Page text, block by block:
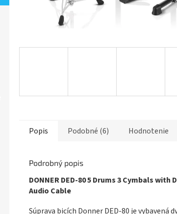
Popis Podobné (6) Hodnotenie
Podrobný popis
DONNER DED-80 5 Drums 3 Cymbals
Audio Cable
Súprava bicích Donner DED-80 je